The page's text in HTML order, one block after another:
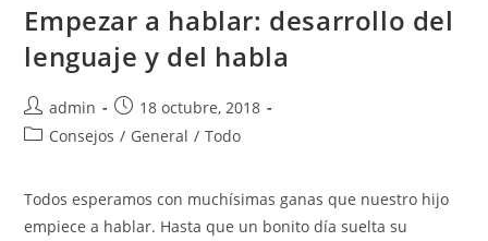
Empezar a hablar: desarrollo del
lenguaje y del habla
admin
18 octubre, 2018
Consejos / General / Todo
Todos esperamos con muchísimas ganas que nuestro hijo
empiece a hablar. Hasta que un bonito día suelta su